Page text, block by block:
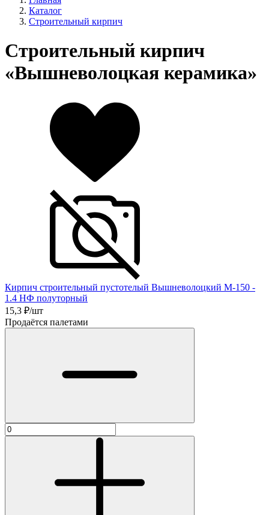
Каталог
Строительный кирпич
Строительный кирпич
«Вышневолоцкая керамика»
Кирпич строительный пустотелый Вышневолоцкий М-150 -
1.4 НФ полуторный
15,3 ₽/шт
Продаётся палетами